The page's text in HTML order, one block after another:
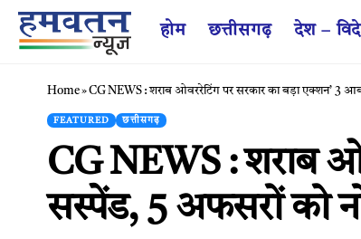
होम छत्तीसगढ़ देश –
Home»CG NEWS : शराब ओवररेटिंग पर सरकार का बड़ा एक्शन’ 3
FEATURED छत्तीसगढ़
CG NEWS : शराब
सस्पेंड, 5 अफसरों को